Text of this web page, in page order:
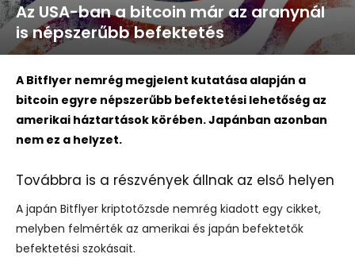
Az USA-ban a bitcoin már az aranynál
is népszerűbb befektetés
A Bitflyer nemrég megjelent kutatása alapján a
bitcoin egyre népszerűbb befektetési lehetőség az
amerikai háztartások körében. Japánban azonban
nem ez a helyzet.
Továbbra is a részvények állnak az első helyen
A japán Bitflyer kriptotőzsde nemrég kiadott egy cikket,
melyben felmérték az amerikai és japán befektetők
befektetési szokásait.